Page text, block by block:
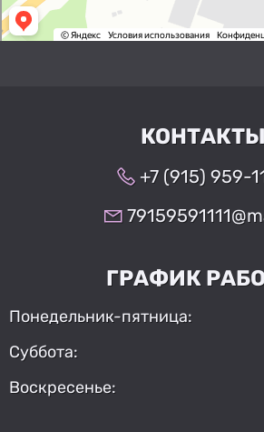
КОНТАКТЫ
+7 (915) 959-
ГРАФИК
Понедельник-пятница:
Суббота:
Воскресенье: